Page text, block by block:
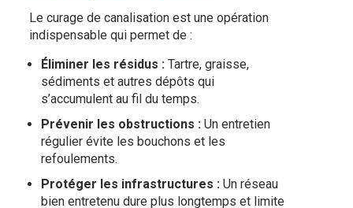
Le curage de canalisation est une opération
indispensable qui permet de :
Éliminer les résidus :Tartre, graisse,
sédiments et autres dépôts qui
s’accumulent au fil du temps.
Prévenir les obstructions :Un entretien
régulier évite les bouchons et les
refoulements.
Protéger les infrastructures :Un réseau
bien entretenu dure plus longtemps et limite